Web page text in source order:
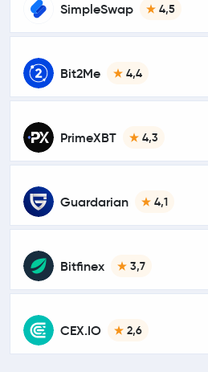
SimpleSwap 4,5
Bit2Me 4,4
PrimeXBT 4,3
Guardarian 4,1
Bitfinex 3,7
CEX.IO 2,6